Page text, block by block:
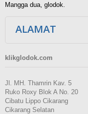
Mangga dua, glodok.
ALAMAT
klikglodok.com
Jl. MH. Thamrin Kav. 5
Ruko Roxy Blok A No. 20
Cibatu Lippo Cikarang
Cikarang Selatan